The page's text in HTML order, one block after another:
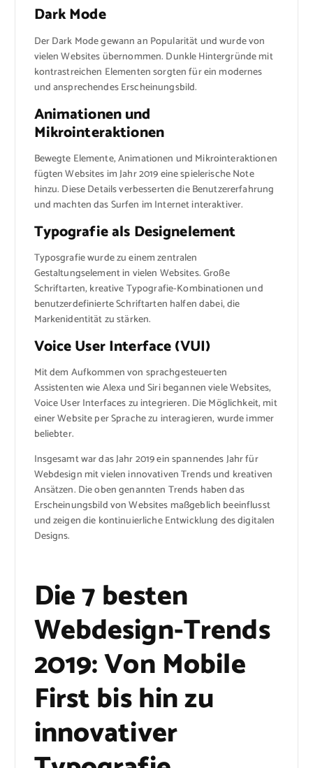
Dark Mode
Der Dark Mode gewann an Popularität und wurde von
vielen Websites übernommen. Dunkle Hintergründe mit
kontrastreichen Elementen sorgten für ein modernes
und ansprechendes Erscheinungsbild.
Animationen und
Mikrointeraktionen
Bewegte Elemente, Animationen und Mikrointeraktionen
fügten Websites im Jahr 2019 eine spielerische Note
hinzu. Diese Details verbesserten die Benutzererfahrung
und machten das Surfen im Internet interaktiver.
Typografie als Designelement
Typosgrafie wurde zu einem zentralen
Gestaltungselement in vielen Websites. Große
Schriftarten, kreative Typografie-Kombinationen und
benutzerdefinierte Schriftarten halfen dabei, die
Markenidentität zu stärken.
Voice User Interface (VUI)
Mit dem Aufkommen von sprachgesteuerten
Assistenten wie Alexa und Siri begannen viele Websites,
Voice User Interfaces zu integrieren. Die Möglichkeit, mit
einer Website per Sprache zu interagieren, wurde immer
beliebter.
Insgesamt war das Jahr 2019 ein spannendes Jahr für
Webdesign mit vielen innovativen Trends und kreativen
Ansätzen. Die oben genannten Trends haben das
Erscheinungsbild von Websites maßgeblich beeinflusst
und zeigen die kontinuierliche Entwicklung des digitalen
Designs.
Die 7 besten
Webdesign-Trends
2019: Von Mobile
First bis hin zu
innovativer